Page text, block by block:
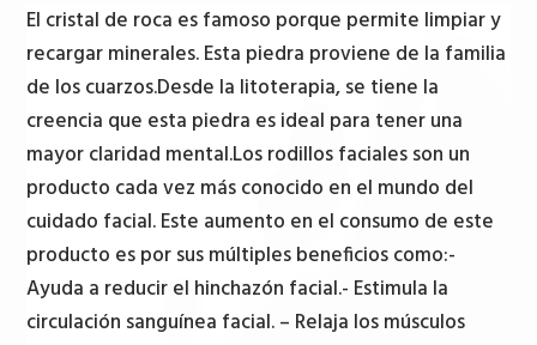
para
Cara-
Roca
Cuarzo
cantidad
El cristal de roca es famoso porque permite limpiar y
recargar minerales. Esta piedra proviene de la familia
de los cuarzos.Desde la litoterapia, se tiene la
creencia que esta piedra es ideal para tener una
mayor claridad mental.Los rodillos faciales son un
producto cada vez más conocido en el mundo del
cuidado facial. Este aumento en el consumo de este
producto es por sus múltiples beneficios como:-
Ayuda a reducir el hinchazón facial.- Estimula la
circulación sanguínea facial. – Relaja los músculos